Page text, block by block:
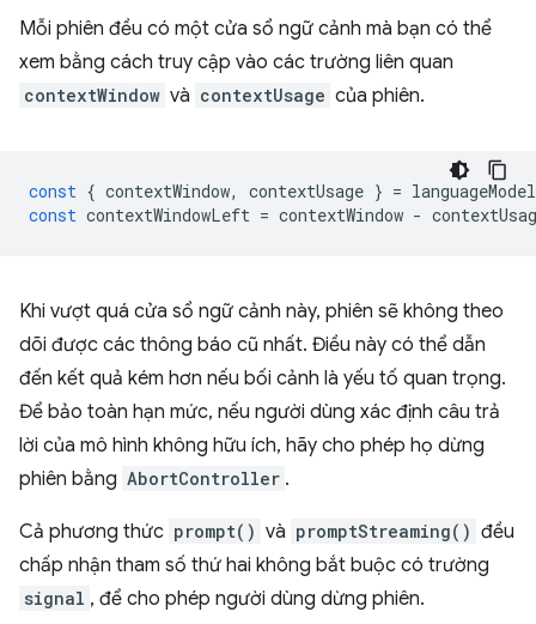
Mỗi phiên đều có một cửa sổ ngữ cảnh mà bạn có thể
xem bằng cách truy cập vào các trường liên quan
contextWindow và contextUsage của phiên.
const { contextWindow, contextUsage } = languageModel
const contextWindowLeft = contextWindow -
Khi vượt quá cửa sổ ngữ cảnh này, phiên sẽ không theo
dõi được các thông báo cũ nhất. Điều này có thể dẫn
đến kết quả kém hơn nếu bối cảnh là yếu tố quan trọng.
Để bảo toàn hạn mức, nếu người dùng xác định câu trả
lời của mô hình không hữu ích, hãy cho phép họ dừng
phiên bằng AbortController .
Cả phương thức prompt() và promptStreaming() đều
chấp nhận tham số thứ hai không bắt buộc có trường
signal , để cho phép người dùng dừng phiên.